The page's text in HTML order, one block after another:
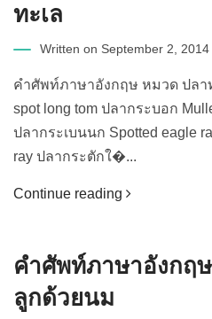
ทะเล
Written on September 2, 2014
คำศัพท์ภาษาอังกฤษ หมวด ปลา
spot long tom ปลากระบอก
ปลากระเบนนก Spotted eagle
ray ปลากระตักใ�...
Continue reading
คำศัพท์ภาษาอังกฤ
ลูกด้วยนม